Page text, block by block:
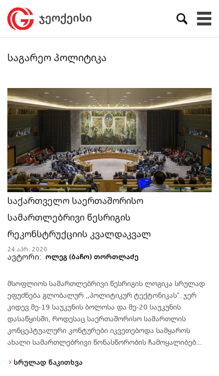
საგარეო პოლიტიკა
საქართველო საერთაშორისო
სამართლებრივი წესრიგის
რეკონსტრუქციის კვალდაკვალ
ავტორი: ოლეგ (ბაჩო) თორთლაძე
24 აპრ. 2020
მსოფლიოს სამართლებრივი წესრიგის ლოგიკა სრულად
ეფუძნება გლობალურ ,,პოლიტიკურ ტექტონიკას“. ჯერ
კიდევ მე-19 საუკუნის ბოლოსა და მე-20 საუკუნის
დასაწყისში, როდესაც საერთაშორისო სამართლის
კონცეპტუალური კონტურები იკვეთებოდა სამყაროს
ახალი სამართლებრივი წონასწორობის ჩამოყალიბებ...
სრულად წაკითხვა